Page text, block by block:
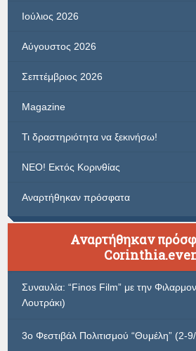
Ιούλιος 2026
Αύγουστος 2026
Σεπτέμβριος 2026
Magazine
Τι δραστηριότητα να ξεκινήσω!
ΝΕΟ! Εκτός Κορινθίας
Αναρτήθηκαν πρόσφατα
Αναρτήθηκαν
Συναυλία: “Finos Film” με την
Λουτράκι)
3ο Φεστιβάλ Πολιτισμού “Θυμέλη” (2-